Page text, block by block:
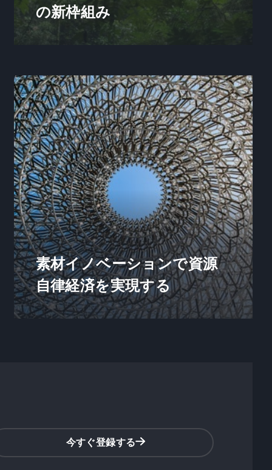
の新枠組み
素材イノベーションで資源
自律経済を実現する
今すぐ登録する